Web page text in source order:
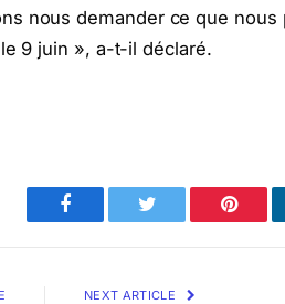
nous demander ce que nous
9 juin », a-t-il déclaré.
Facebook Twitter
NEXT ARTICLE